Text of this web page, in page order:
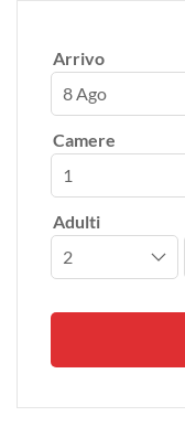
Arrivo
8 Ago
Camere
Adulti